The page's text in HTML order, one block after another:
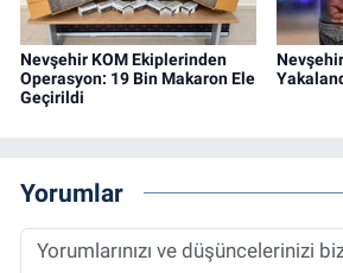
Nevşehir KOM Ekiplerinden
Operasyon: 19 Bin Makaron Ele
Geçirildi
Yorumlar